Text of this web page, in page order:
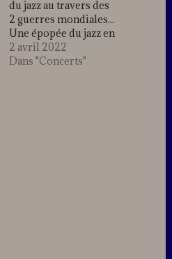
du jazz au travers des
2 guerres mondiales...
Une épopée du jazz en
grand orchestre, vue
au travers des deux
2 avril 2022
Dans "Concerts"